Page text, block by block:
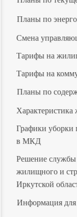
Планы по
Смена
Тарифы на
Тарифы на
Планы по
Характеристика
Графики уборки
в МКД
Решение службы
жилищного и
Иркутской
Информация для